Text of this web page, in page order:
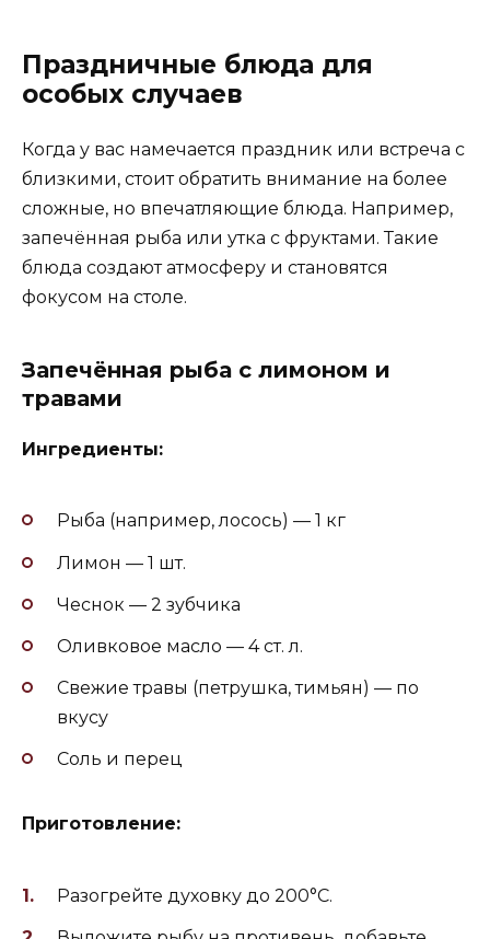
Праздничные блюда для
особых случаев
Когда у вас намечается праздник или встреча с
близкими, стоит обратить внимание на более
сложные, но впечатляющие блюда. Например,
запечённая рыба или утка с фруктами. Такие
блюда создают атмосферу и становятся
фокусом на столе.
Запечённая рыба с лимоном и
травами
Ингредиенты:
Рыба (например, лосось) — 1 кг
Лимон — 1 шт.
Чеснок — 2 зубчика
Оливковое масло — 4 ст. л.
Свежие травы (петрушка, тимьян) — по
вкусу
Соль и перец
Приготовление:
Разогрейте духовку до 200°C.